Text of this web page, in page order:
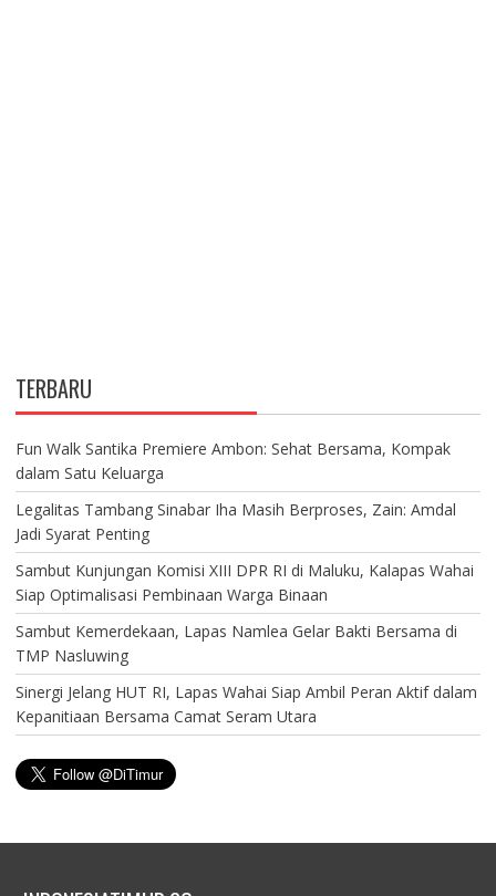
TERBARU
Fun Walk Santika Premiere Ambon: Sehat Bersama, Kompak
dalam Satu Keluarga
Legalitas Tambang Sinabar Iha Masih Berproses, Zain: Amdal
Jadi Syarat Penting
Sambut Kunjungan Komisi XIII DPR RI di Maluku, Kalapas Wahai
Siap Optimalisasi Pembinaan Warga Binaan
Sambut Kemerdekaan, Lapas Namlea Gelar Bakti Bersama di
TMP Nasluwing
Sinergi Jelang HUT RI, Lapas Wahai Siap Ambil Peran Aktif dalam
Kepanitiaan Bersama Camat Seram Utara